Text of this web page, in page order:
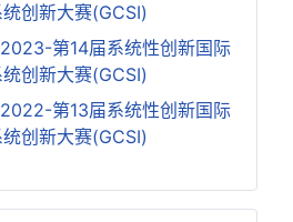
创新大赛(GCSI)
第14届系统性创新国际
创新大赛(GCSI)
第13届系统性创新国际
创新大赛(GCSI)